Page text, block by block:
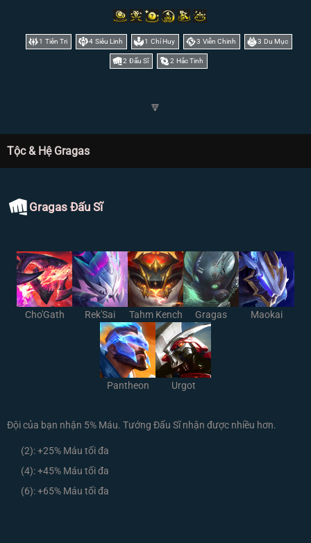
1 Tiên Tri 4 Siêu Linh 1 Chỉ Huy 3 Viễn Chinh 3 Du Mục
2 Đấu Sĩ 2 Hắc Tinh
🔽
Tộc & Hệ Gragas
Gragas Đấu Sĩ
Cho'Gath Rek'Sai Tahm Kench Gragas Maokai
Pantheon Urgot
Đội của bạn nhận 5% Máu. Tướng Đấu Sĩ nhận được nhiều hơn.
(2):+25% Máu tối đa
(4):+45% Máu tối đa
(6):+65% Máu tối đa